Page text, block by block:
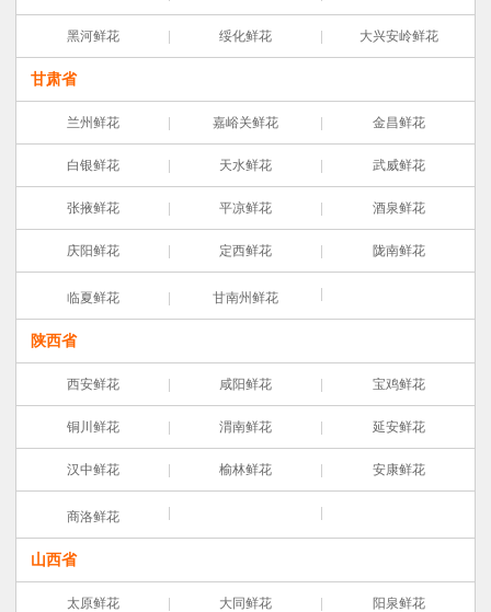
黑河鲜花 绥化鲜花 大兴安岭鲜花
甘肃省
兰州鲜花 嘉峪关鲜花 金昌鲜花
白银鲜花 天水鲜花 武威鲜花
张掖鲜花 平凉鲜花 酒泉鲜花
庆阳鲜花 定西鲜花 陇南鲜花
临夏鲜花 甘南州鲜花
陕西省
西安鲜花 咸阳鲜花 宝鸡鲜花
铜川鲜花 渭南鲜花 延安鲜花
汉中鲜花 榆林鲜花 安康鲜花
商洛鲜花
山西省
太原鲜花 大同鲜花 阳泉鲜花